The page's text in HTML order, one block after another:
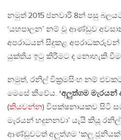
නමුත් 2015 ජනවාරි 8න් පසු
‘යහපාලන’ නම් වූ ආණ්ඩුව
අපරාධයන් සිදුකළ
යුක්තිය ඉටු කිරීමට ද නොහැකි
නමුත්, රනිල් වික්‍රමසිංහ නම්
මෙසේ කීවේය. ‘අලුත්ගම මැරයන්
(කියවන්න) විපක්ෂනායකව සිටි
මැරයන් හදුනනවා’ යැයි කියූ රනිල්
ආණ්ඩුවටත් අලුත්ගම ‘කලු